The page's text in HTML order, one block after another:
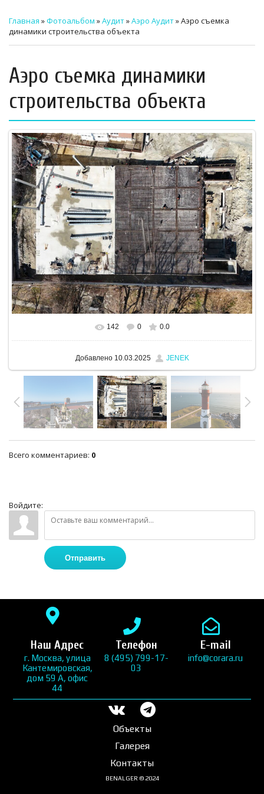
СТРОИТЕЛЬНЫЙ КОНТРОЛЬ
ЭКСПЛУАТАЦИЯ
О НАС
ПРЕССА
РЕЕСТРЫ
Главная »Фотоальбом »Аудит»Аэро Аудит» Аэро съемка
динамики строительства объекта
Аэро съемка динамики
строительства объекта
В реальном размере 1280x960
142 0 0.0
Добавлено10.03.2025 JENEK
Всего комментариев: 0
Войдите:
Отправить
Наш Адрес
г. Москва, улица
Кантемировская,
дом 59 А, офис
44
Телефон
8 (495) 799-17-
03
E-mail
info@corara.ru
Объекты
Галерея
Контакты
BENALGER © 2024